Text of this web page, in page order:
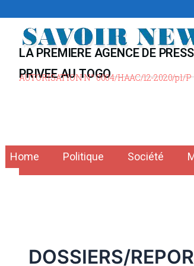
contenu
LA PREMIERE AGENCE DE
PRIVEE AU TOGO
AUTORISATION N° 0004/HAAC/12-2020/pl/P
Home Politique Société
DOSSIERS/